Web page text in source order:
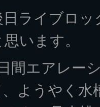
ライブロ
います。
間エアレー
ようやく